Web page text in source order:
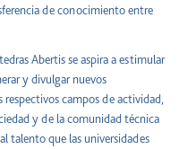
de conocimiento entre
Abertis se aspira a estimular
y divulgar nuevos
campos de actividad,
y de la comunidad técnica
talento que las universidades